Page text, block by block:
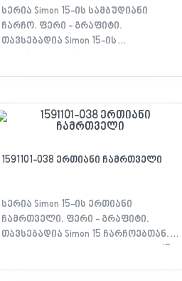
სერია Simon 15-ის სამბუდიანი
ჩარჩო. ფერი - გრაფიტი.
თავსებადია Simon 15-ის
ტიპი: სამბუდიანი ჩარჩო - მასალა:
თერმოპლასტიკური - ფერი:
გრაფიტი - დაცულობა IP: 20 -
1591101-038 ერთიანი ჩამრთველი
სერია Simon 15-ის ერთიანი
ჩამრთველი. ფერი - გრაფიტი.
თავსებადია Simon 15 ჩარჩოებთან.